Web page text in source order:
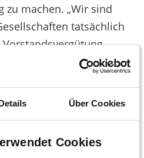
Über Cookies
Cookies
zu machen. „Wir sind
tatsächlich
werden. Da es sich
ohne Begründung
gewesen. Dann